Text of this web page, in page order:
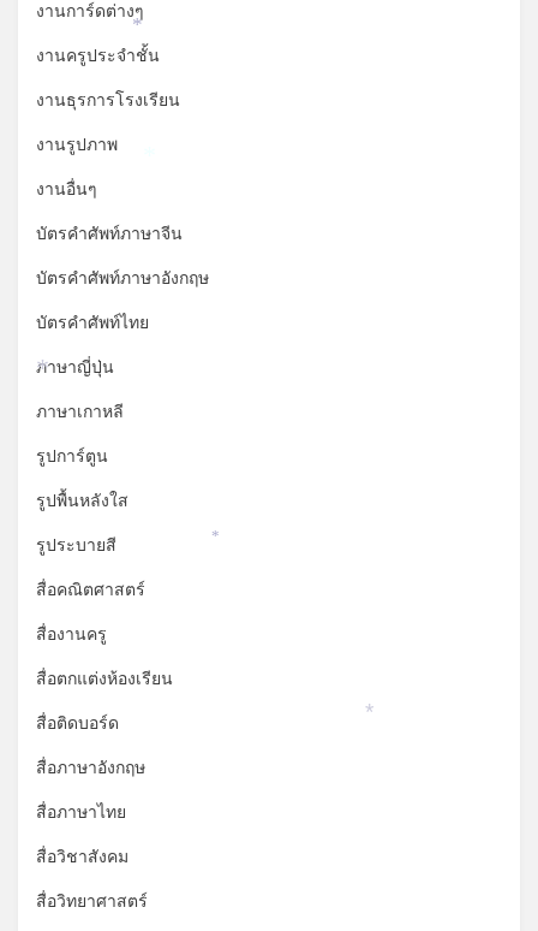
งานการ์ดต่างๆ
งานครูประจำชั้น
งานธุรการโรงเรียน
งานรูปภาพ
งานอื่นๆ
บัตรคำศัพท์ภาษาจีน
บัตรคำศัพท์ภาษาอังกฤษ
บัตรคำศัพท์ไทย
ภาษาญี่ปุ่น
ภาษาเกาหลี
รูปการ์ตูน
รูปพื้นหลังใส
รูประบายสี
สื่อคณิตศาสตร์
สื่องานครู
สื่อตกแต่งห้องเรียน
สื่อติดบอร์ด
สื่อภาษาอังกฤษ
สื่อภาษาไทย
สื่อวิชาสังคม
สื่อวิทยาศาสตร์
*